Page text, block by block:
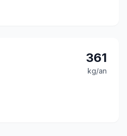
361
kg/an